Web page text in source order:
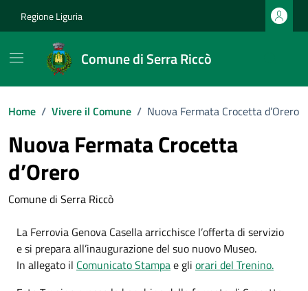
Regione Liguria
Comune di Serra Riccò
Home / Vivere il Comune / Nuova Fermata Crocetta d’Orero
Nuova Fermata Crocetta
d’Orero
Comune di Serra Riccò
La Ferrovia Genova Casella arricchisce l’offerta di servizio
e si prepara all’inaugurazione del suo nuovo Museo.
In allegato il Comunicato Stampae gli orari del Trenino.